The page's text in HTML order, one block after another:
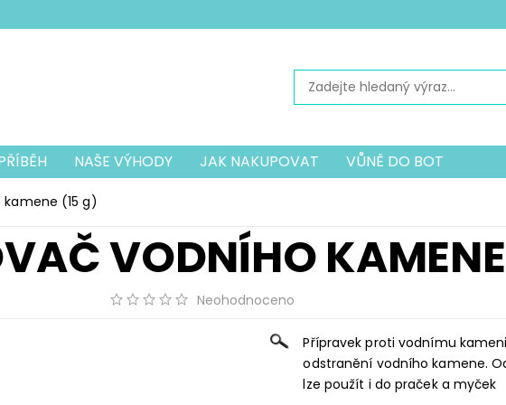
NAŠE VÝHODY JAK NAKUPOVAT
VŮNĚ DO BOT
K VYSAVAČŮM
MECHANICKÝ VYSAVAČ JOLLY
(15 g)
VODNÍHO
Neohodnoceno
Přípravek proti vodnímu
odstranění vodního kamene.
lze použít i do praček a myček